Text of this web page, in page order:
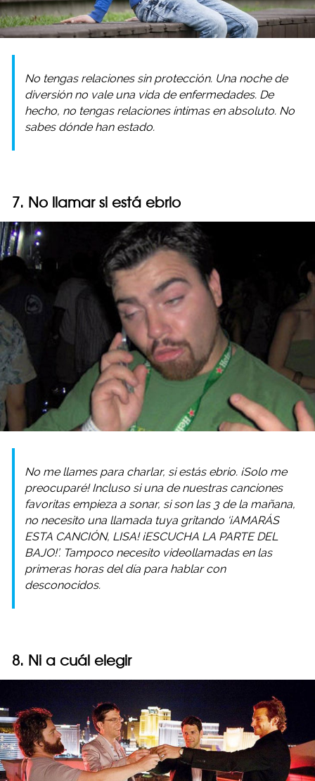
No tengas relaciones sin protección. Una noche de
diversión no vale una vida de enfermedades. De
hecho, no tengas relaciones íntimas en absoluto. No
sabes dónde han estado.
7. No llamar si está ebrio
No me llames para charlar, si estás ebrio. ¡Solo me
preocuparé! Incluso si una de nuestras canciones
favoritas empieza a sonar, si son las 3 de la mañana,
no necesito una llamada tuya gritando ‘¡AMARÁS
ESTA CANCIÓN, LISA! ¡ESCUCHA LA PARTE DEL
BAJO!’. Tampoco necesito videollamadas en las
primeras horas del día para hablar con
desconocidos.
8. Ni a cuál elegir